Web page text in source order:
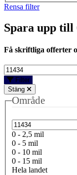
Rensa filter
Spara upp till
Få skriftliga offerter
Filter
Stäng
Område
0 - 2,5 mil
0 - 5 mil
0 - 10 mil
0 - 15 mil
Hela landet